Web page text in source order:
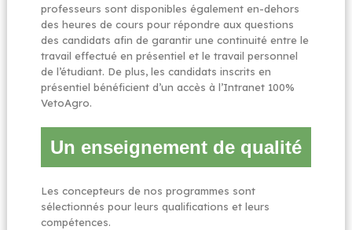
professeurs sont disponibles également en-dehors
des heures de cours pour répondre aux questions
des candidats afin de garantir une continuité entre le
travail effectué en présentiel et le travail personnel
de l’étudiant. De plus, les candidats inscrits en
présentiel bénéficient d’un accès à l’Intranet 100%
VetoAgro.
Un enseignement de qualité
Les concepteurs de nos programmes sont
sélectionnés pour leurs qualifications et leurs
compétences.